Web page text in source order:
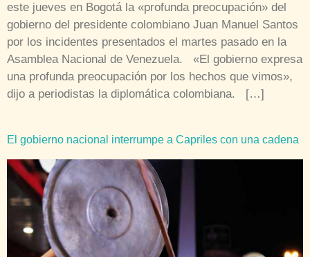
este jueves en Bogotá la «profunda preocupación» del
gobierno del presidente colombiano Juan Manuel Santos
por los incidentes presentados el martes pasado en la
Asamblea Nacional de Venezuela. «El gobierno expresa
una profunda preocupación por los hechos que vimos»,
dijo a periodistas la diplomática colombiana. […]
El gobierno nacional interrumpe a Capriles con una cadena